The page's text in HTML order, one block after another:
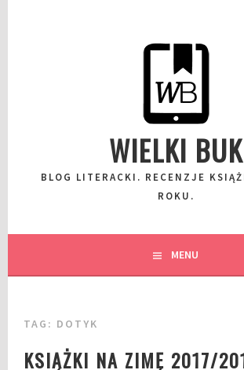
WIELKI BUK
BLOG LITERACKI. RECENZJE
ROKU.
MENU
TAG: DOTYK
KSIĄŻKI NA ZIMĘ 2017/